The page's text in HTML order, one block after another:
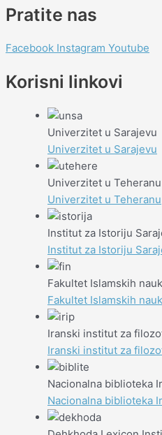
Pratite nas
Facebook Instagram Youtube
Korisni linkovi
Univerzitet u Sarajevu
Univerzitet u Sarajevu
Univerzitet u Teheranu
Univerzitet u Teheranu
Institut za Istoriju
Institut za Istoriju
Fakultet Islamskih
Fakultet Islamskih
Iranski institut za
Iranski institut za
Nacionalna biblioteka
Nacionalna biblioteka